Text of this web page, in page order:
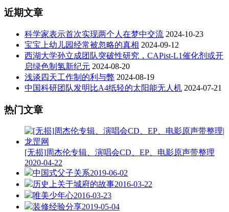
近期文章
科学家表示首次实现两个人在梦中交流 2024-10-23
宝宝上幼儿园经常被忽略的真相 2024-09-12
西湖大学孙立成团队突破性研究，CAPist-L1催化剂或开
启绿色制氢新纪元 2024-08-20
浅谈四天工作制的利与弊 2024-08-19
中国科研团队发明比A4纸轻的太阳能无人机 2024-07-21
热门文章
[无损]周杰伦专辑、演唱会CD、EP、电影原声带整理
2020-04-22
中国式父子关系2019-06-02
历史上关于城府的故事2016-03-22
唯美少年心2016-03-23
装修经验分享2019-05-04